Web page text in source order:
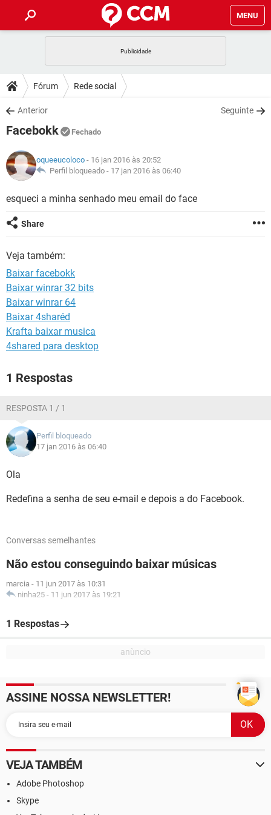
MENU
CELULAR
OUTLOOK
INSTAGRAM
GUIA DE COMPRAS
DICAS
JOGOS
INSTAGRAM GMAIL
GUIA DE COMPRAS
DOWNLOADS
JOGOS
CELULAR
OUTLOOK EXCEL
INSTAGRAM GMAIL
JOGOS WHATSAPP
CELULAR
OUTLOOK EXCEL
INSTAGRAM
GLOSSÁRIO
WHATSAPP
INSTAGRAM
GUIA DE COMPRAS
Fórum Rede social
Anterior Seguinte
Facebokk Fechado
oqueeucoloco - 16 jan 2016 às 20:52
Perfil bloqueado - 17 jan 2016 às 06:40
esqueci a minha senhado meu email do face
Share
Veja também:
Baixar facebokk
Baixar winrar 32 bits
Baixar winrar 64
Baixar 4sharéd
Krafta baixar musica
4shared para desktop
1 Respostas
RESPOSTA 1 / 1
Perfil bloqueado
17 jan 2016 às 06:40
Ola
Redefina a senha de seu e-mail e depois a do Facebook.
Conversas semelhantes
Não estou conseguindo baixar músicas
marcia - 11 jun 2017 às 10:31
ninha25 - 11 jun 2017 às 19:21
1 Respostas
ASSINE NOSSA NEWSLETTER!
VEJA TAMBÉM
Adobe Photoshop
Skype